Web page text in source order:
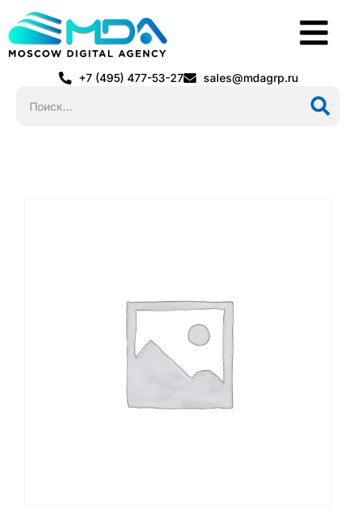
+7 (495) 477-53-27 sales@mdagrp.ru